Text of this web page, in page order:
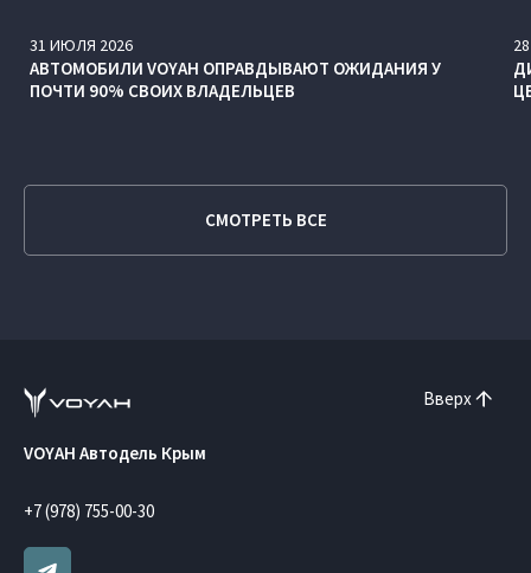
31 ИЮЛЯ 2026
АВТОМОБИЛИ VOYAH ОПРАВДЫВАЮТ ОЖИДАНИЯ У
ПОЧТИ 90% СВОИХ ВЛАДЕЛЬЦЕВ
28
СМОТРЕТЬ ВСЕ
Вверх
VOYAH Автодель Крым
+7 (978) 755-00-30